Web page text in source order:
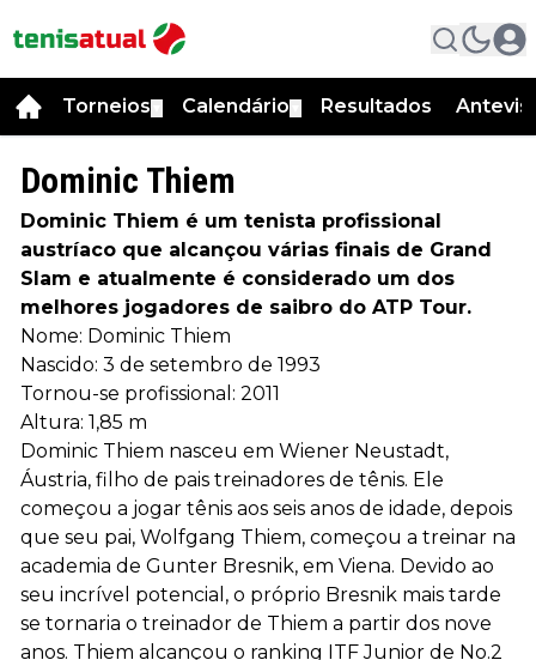
Torneios Calendário Resultados
Dominic Thiem
Dominic Thiem é um tenista profissional
austríaco que alcançou várias finais de Grand
Slam e atualmente é considerado um dos
melhores jogadores de saibro do ATP Tour.
Nome: Dominic Thiem
Nascido: 3 de setembro de 1993
Tornou-se profissional: 2011
Altura: 1,85 m
Dominic Thiem nasceu em Wiener Neustadt,
Áustria, filho de pais treinadores de tênis. Ele
começou a jogar tênis aos seis anos de idade, depois
que seu pai, Wolfgang Thiem, começou a treinar na
academia de Gunter Bresnik, em Viena. Devido ao
seu incrível potencial, o próprio Bresnik mais tarde
se tornaria o treinador de Thiem a partir dos nove
anos. Thiem alcançou o ranking ITF Junior de No.2